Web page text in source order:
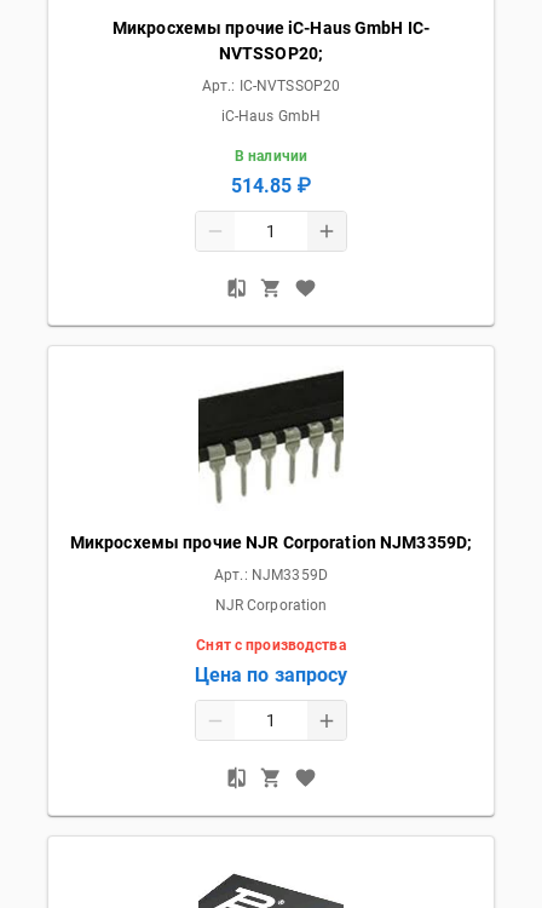
Микросхемы прочие iC-Haus GmbH IC-
NVTSSOP20;
Арт.: IC-NVTSSOP20
iC-Haus GmbH
В наличии
514.85 ₽
Микросхемы прочие NJR Corporation NJM3359D;
Арт.: NJM3359D
NJR Corporation
Снят с производства
Цена по запросу